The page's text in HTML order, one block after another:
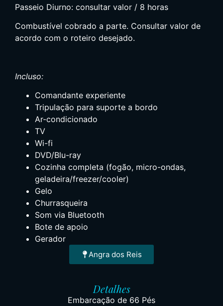
Passeio Diurno: consultar valor / 8 horas
Combustível cobrado a parte. Consultar valor de
acordo com o roteiro desejado.
Incluso:
Comandante experiente
Tripulação para suporte a bordo
Ar-condicionado
TV
Wi-fi
DVD/Blu-ray
Cozinha completa (fogão, micro-ondas,
geladeira/freezer/cooler)
Gelo
Churrasqueira
Som via Bluetooth
Bote de apoio
Gerador
Angra dos Reis
Detalhes
Embarcação de 66 Pés